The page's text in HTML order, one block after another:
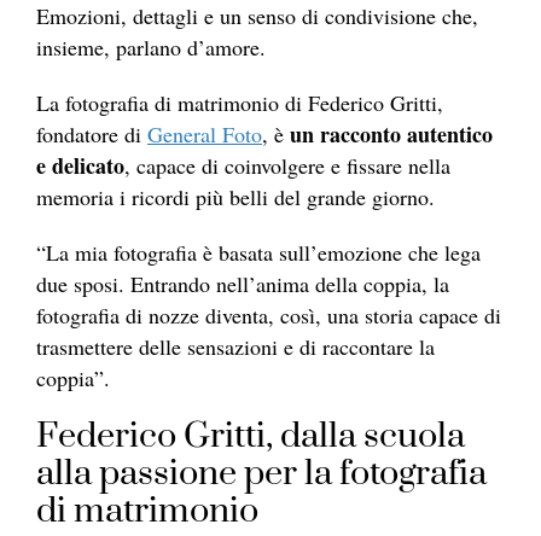
Emozioni, dettagli e un senso di condivisione che,
insieme, parlano d’amore.
La fotografia di matrimonio di Federico Gritti,
fondatore di General Foto, è un racconto autentico
e delicato, capace di coinvolgere e fissare nella
memoria i ricordi più belli del grande giorno.
“La mia fotografia è basata sull’emozione che lega
due sposi. Entrando nell’anima della coppia, la
fotografia di nozze diventa, così, una storia capace di
trasmettere delle sensazioni e di raccontare la
coppia”.
Federico Gritti, dalla scuola
alla passione per la fotografia
di matrimonio